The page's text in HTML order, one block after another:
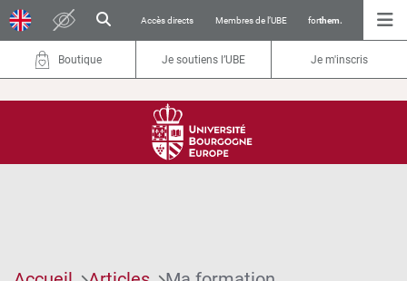
Accès directs Membres de l’UBE forthem.
Boutique Je soutiens l’UBE Je m'inscris